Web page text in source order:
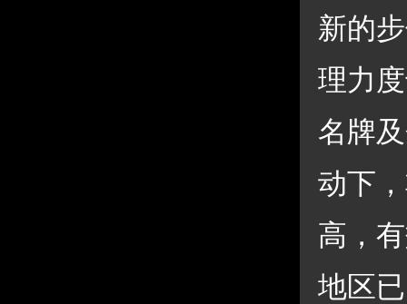
新的
理力
名牌
动下
高，
地区